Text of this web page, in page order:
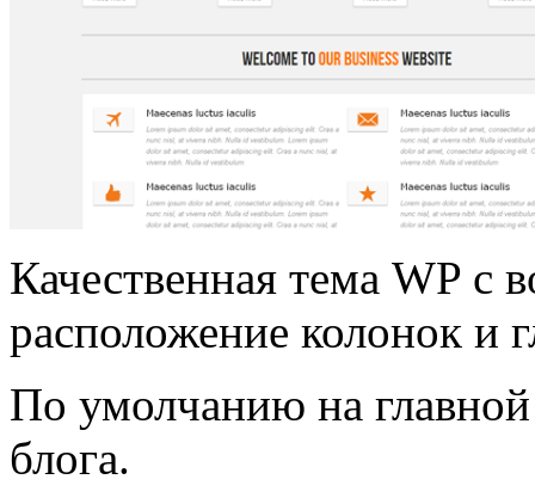
Качественная тема WP с
расположение колонок и
По умолчанию на
блога.